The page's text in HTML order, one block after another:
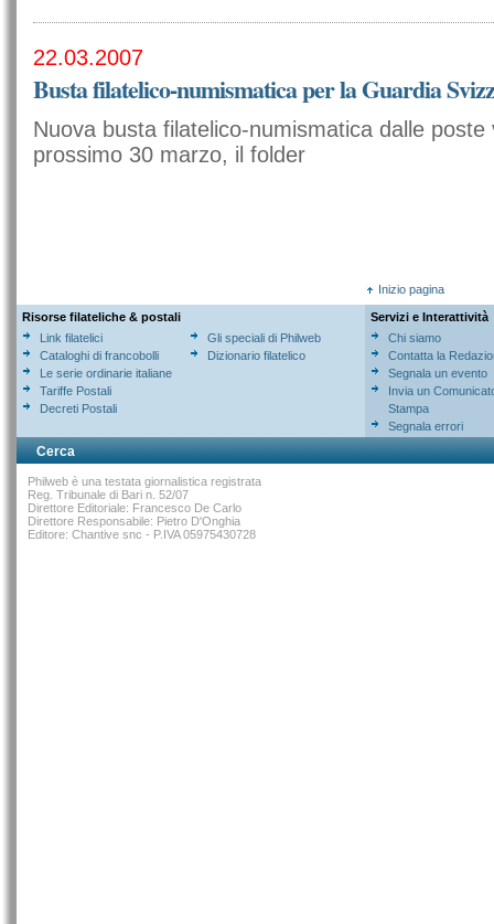
22.03.2007
Busta filatelico-numismatica per la Guardia
Nuova busta filatelico-numismatica dalle
prossimo 30 marzo, il folder
Inizio pagina
Risorse filateliche & postali
Link filatelici
Cataloghi di francobolli
Le serie ordinarie italiane
Tariffe Postali
Decreti Postali
Gli speciali di Philweb
Dizionario filatelico
Servizi e Interattività
Chi siamo
Contatta la
Segnala un evento
Invia un
Stampa
Segnala errori
Cerca
Philweb è una testata giornalistica registrata
Reg. Tribunale di Bari n. 52/07
Direttore Editoriale: Francesco De Carlo
Direttore Responsabile: Pietro D'Onghia
Editore: Chantive snc - P.IVA 05975430728